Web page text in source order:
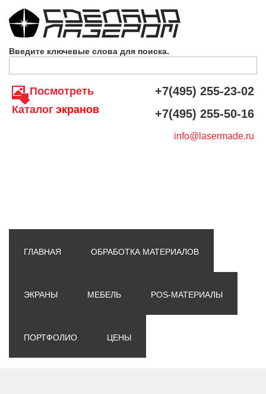
Введите ключевые слова для поиска.
Посмотреть
Каталог экранов
+7(495) 255-23-02
+7(495) 255-50-16
info@lasermade.ru
ГЛАВНАЯ ОБРАБОТКА МАТЕРИАЛОВ
ЭКРАНЫ МЕБЕЛЬ POS-МАТЕРИАЛЫ
ПОРТФОЛИО ЦЕНЫ